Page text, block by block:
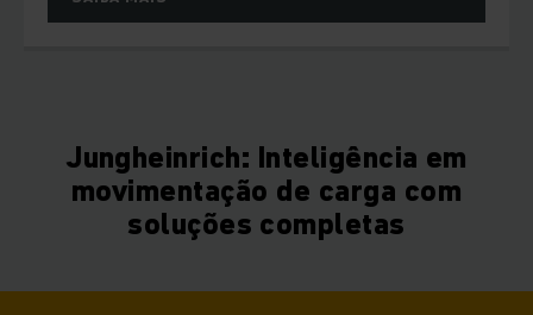
Jungheinrich: Inteligência em
movimentação de carga com
soluções completas